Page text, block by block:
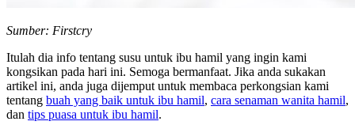
Sumber: Firstcry
Itulah dia info tentang susu untuk ibu hamil yang ingin kami
kongsikan pada hari ini. Semoga bermanfaat. Jika anda sukakan
artikel ini, anda juga dijemput untuk membaca perkongsian kami
tentang buah yang baik untuk ibu hamil, cara senaman wanita hamil,
dan tips puasa untuk ibu hamil.